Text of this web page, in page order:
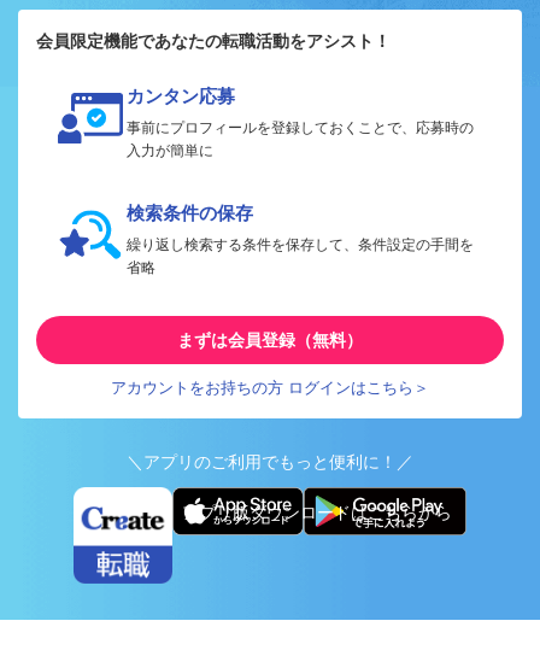
会員限定機能であなたの転職活動をアシスト！
カンタン応募
事前にプロフィールを登録しておくことで、応募時の
入力が簡単に
検索条件の保存
繰り返し検索する条件を保存して、条件設定の手間を
省略
まずは会員登録（無料）
アカウントをお持ちの方 ログインはこちら＞
＼アプリのご利用でもっと便利に！／
アプリ版ダウンロードはこちらから